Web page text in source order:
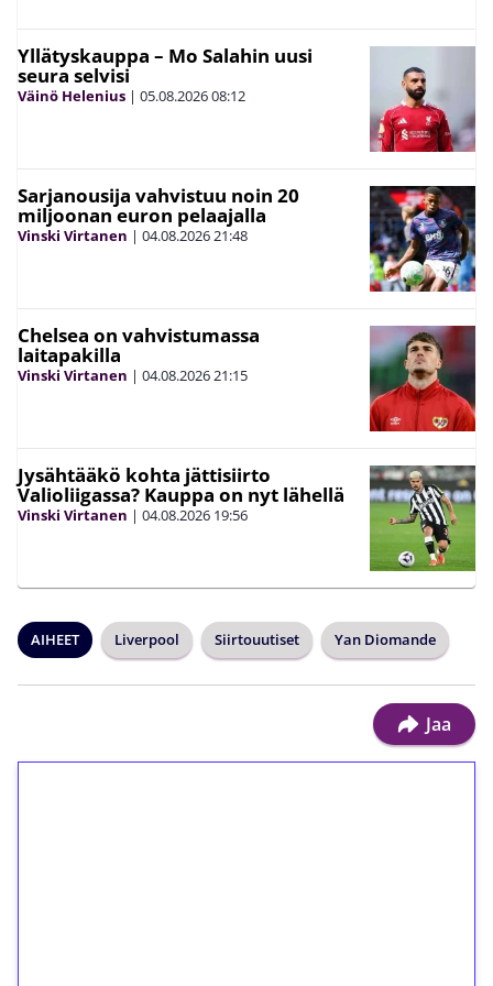
Yllätyskauppa – Mo Salahin uusi
seura selvisi
Väinö Helenius | 05.08.202608:12
Sarjanousija vahvistuu noin 20
miljoonan euron pelaajalla
Vinski Virtanen | 04.08.2026 21:48
Chelsea on vahvistumassa
laitapakilla
Vinski Virtanen | 04.08.2026 21:15
Jysähtääkö kohta jättisiirto
Valioliigassa? Kauppa on nyt lähellä
Vinski Virtanen | 04.08.2026 19:56
AIHEET Liverpool Siirtouutiset Yan Diomande
Jaa